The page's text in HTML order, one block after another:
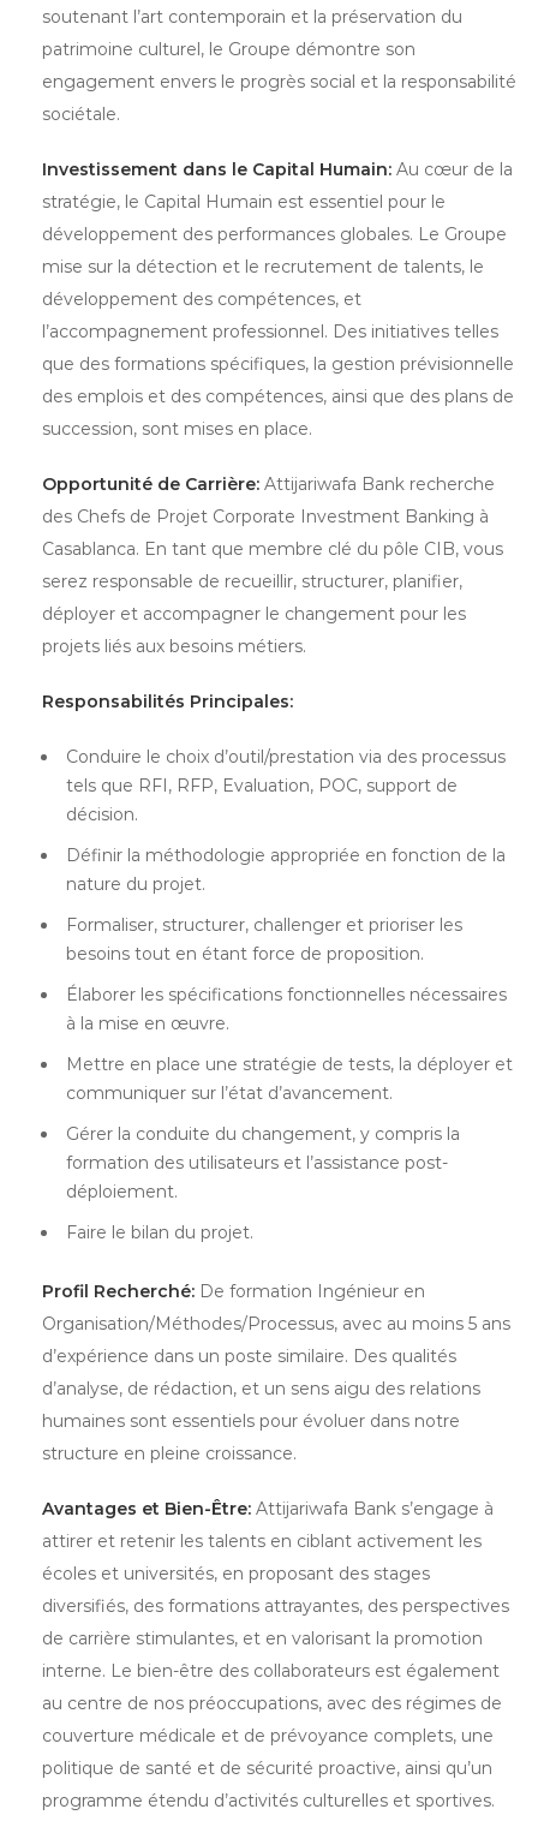
soutenant l’art contemporain et la préservation du
patrimoine culturel, le Groupe démontre son
engagement envers le progrès social et la responsabilité
sociétale.
Investissement dans le Capital Humain: Au cœur de la
stratégie, le Capital Humain est essentiel pour le
développement des performances globales. Le Groupe
mise sur la détection et le recrutement de talents, le
développement des compétences, et
l’accompagnement professionnel. Des initiatives telles
que des formations spécifiques, la gestion prévisionnelle
des emplois et des compétences, ainsi que des plans de
succession, sont mises en place.
Opportunité de Carrière: Attijariwafa Bank recherche
des Chefs de Projet Corporate Investment Banking à
Casablanca. En tant que membre clé du pôle CIB, vous
serez responsable de recueillir, structurer, planifier,
déployer et accompagner le changement pour les
projets liés aux besoins métiers.
Responsabilités Principales:
Conduire le choix d’outil/prestation via des processus
tels que RFI, RFP, Evaluation, POC, support de
décision.
Définir la méthodologie appropriée en fonction de la
nature du projet.
Formaliser, structurer, challenger et prioriser les
besoins tout en étant force de proposition.
Élaborer les spécifications fonctionnelles nécessaires
à la mise en œuvre.
Mettre en place une stratégie de tests, la déployer et
communiquer sur l’état d’avancement.
Gérer la conduite du changement, y compris la
formation des utilisateurs et l’assistance post-
déploiement.
Faire le bilan du projet.
Profil Recherché: De formation Ingénieur en
Organisation/Méthodes/Processus, avec au moins 5 ans
d’expérience dans un poste similaire. Des qualités
d’analyse, de rédaction, et un sens aigu des relations
humaines sont essentiels pour évoluer dans notre
structure en pleine croissance.
Avantages et Bien-Être: Attijariwafa Bank s’engage à
attirer et retenir les talents en ciblant activement les
écoles et universités, en proposant des stages
diversifiés, des formations attrayantes, des perspectives
de carrière stimulantes, et en valorisant la promotion
interne. Le bien-être des collaborateurs est également
au centre de nos préoccupations, avec des régimes de
couverture médicale et de prévoyance complets, une
politique de santé et de sécurité proactive, ainsi qu’un
programme étendu d’activités culturelles et sportives.